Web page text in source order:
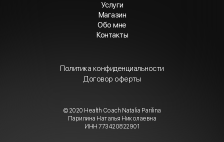
Договор оферты
Политика конфиденциальности
Услуги
Магазин
Обо мне
Контакты
© 2020 Health Coach Natalia Parilina
Парилина Наталья Николаевна
ИНН 773420822901